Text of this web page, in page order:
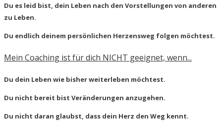
Du es leid bist, dein Leben nach den Vorstellungen von anderen
zu Leben.
Du endlich deinem persönlichen Herzensweg folgen möchtest.
Mein Coaching ist für dich NICHT geeignet, wenn...
Du dein Leben wie bisher weiterleben möchtest.
Du nicht bereit bist Veränderungen anzugehen.
Du nicht daran glaubst, dass dein Herz den Weg kennt.